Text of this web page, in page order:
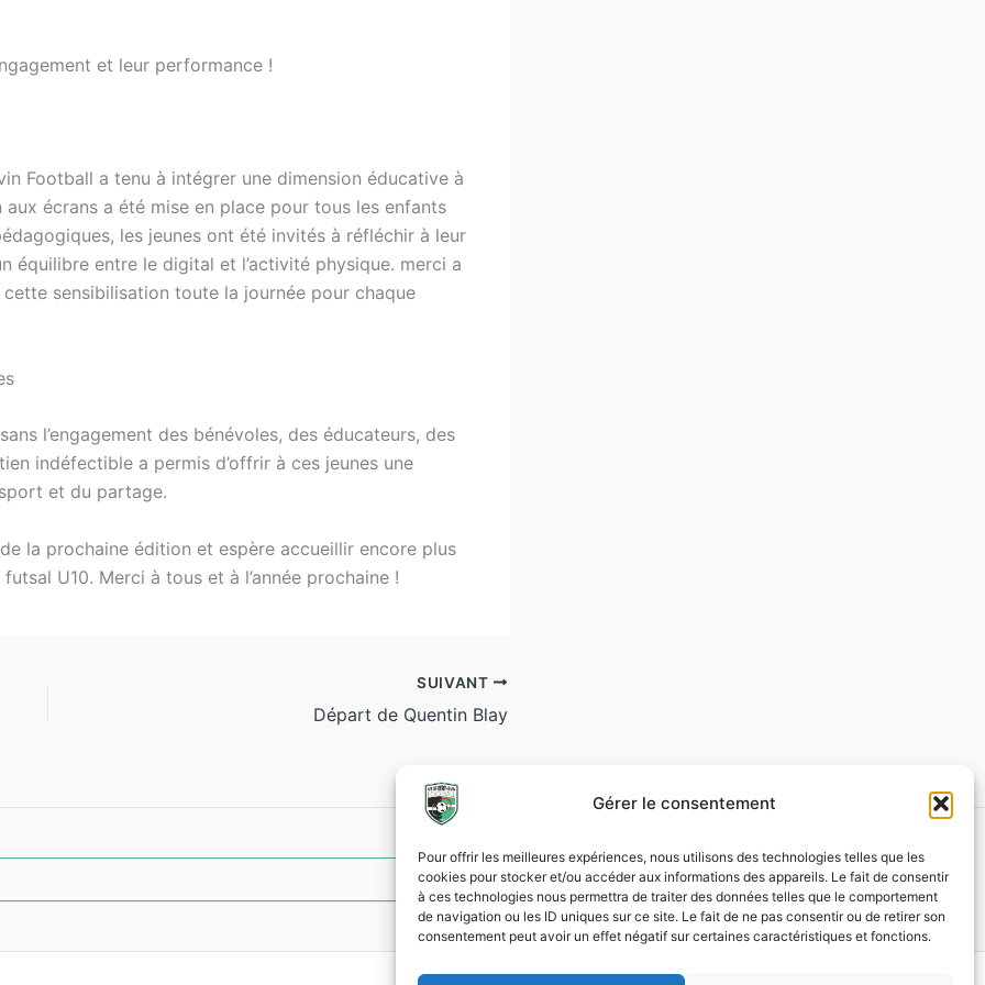
Gérer le consentement
Pour offrir les meilleures expériences, nous utilisons des technologies telles que les
cookies pour stocker et/ou accéder aux informations des appareils. Le fait de consentir
à ces technologies nous permettra de traiter des données telles que le comportement
de navigation ou les ID uniques sur ce site. Le fait de ne pas consentir ou de retirer son
consentement peut avoir un effet négatif sur certaines caractéristiques et fonctions.
et leur performance !
Football a tenu à intégrer une dimension éducative à
écrans a été mise en place pour tous les enfants
les jeunes ont été invités à réfléchir à leur
équilibre entre le digital et l’activité physique. merci a
cette sensibilisation toute la journée pour chaque
l’engagement des bénévoles, des éducateurs, des
indéfectible a permis d’offrir à ces jeunes une
et du partage.
la prochaine édition et espère accueillir encore plus
U10. Merci à tous et à l’année prochaine !
SUIVANT
Départ de Quentin Blay